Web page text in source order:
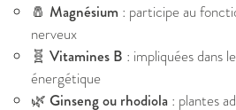
🧂 Magnésium : participe au
nerveux
🧬 Vitamines B : impliquées dans
énergétique
🌿 Ginseng ou rhodiola : plantes